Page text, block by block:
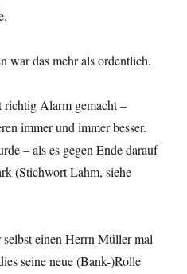
war das mehr als ordentlich.
richtig Alarm gemacht –
immer und immer besser.
– als es gegen Ende darauf
(Stichwort Lahm, siehe
einen Herrn Müller mal
seine neue (Bank-)Rolle